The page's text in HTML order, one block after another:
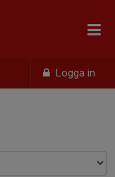
Logga in